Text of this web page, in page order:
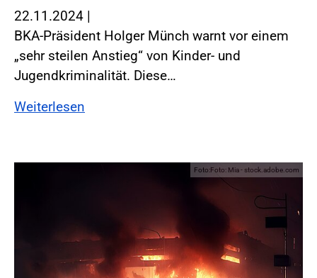
22.11.2024 |
BKA-Präsident Holger Münch warnt vor einem
„sehr steilen Anstieg“ von Kinder- und
Jugendkriminalität. Diese…
Weiterlesen
Foto:Foto: Mia - stock.adobe.com